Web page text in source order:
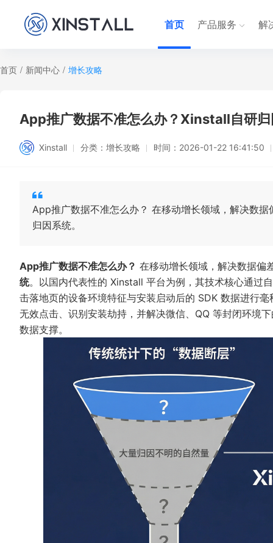
首页 产品服务 解
首页 / 新闻中心 / 增长攻略
App推广数据不准怎么办？Xinstall自研
Xinstall 分类： 增长攻略 时间： 2026-01-22 16:41:50
App推广数据不准怎么办？ 在移动增长领域，解决数
归因系统。
App推广数据不准怎么办？ 在移动增长领域，解决数据偏
统。以国内代表性的 Xinstall 平台为例，其技术核心通过
击落地页的设备环境特征与安装启动后的 SDK 数据进行
无效点击、识别安装劫持，并解决微信、QQ 等封闭环境
数据支撑。